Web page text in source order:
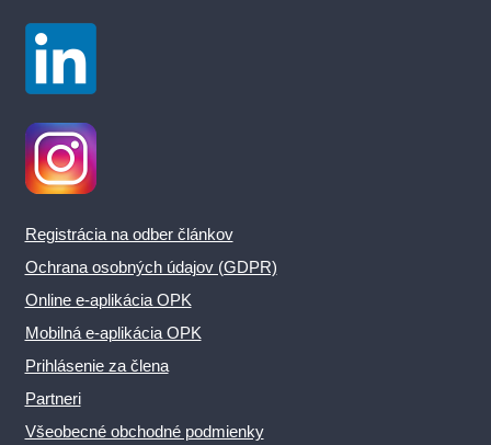
Registrácia na odber článkov
Ochrana osobných údajov (GDPR)
Online e-aplikácia OPK
Mobilná e-aplikácia OPK
Prihlásenie za člena
Partneri
Všeobecné obchodné podmienky